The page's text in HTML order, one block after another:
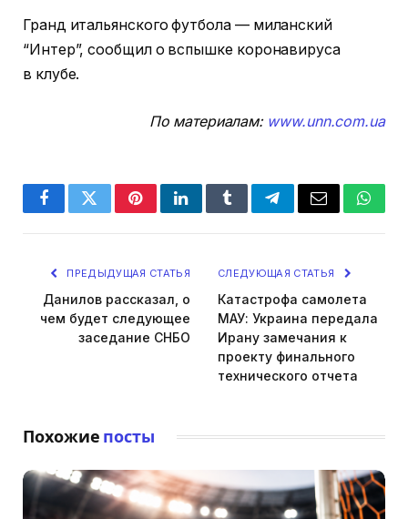
Гранд итальянского футбола — миланский
“Интер”, сообщил о вспышке коронавируса
в клубе.
По материалам: www.unn.com.ua
FacebookTwitterPinterestLinkedInTumblrTelegramEmail
ПРЕДЫДУЩАЯ СТАТЬЯ
Данилов рассказал, о
чем будет следующее
заседание СНБО
СЛЕДУЮЩАЯ СТАТЬЯ
Катастрофа самолета
МАУ: Украина передала
Ирану замечания к
проекту финального
технического отчета
Похожие посты